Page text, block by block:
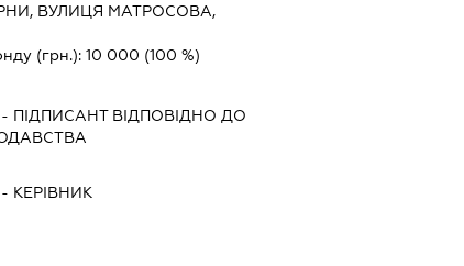
ВУЛИЦЯ МАТРОСОВА,
(грн.): 10 000 (100 %)
- ПІДПИСАНТВІДПОВІДНО ДО
- КЕРІВНИК